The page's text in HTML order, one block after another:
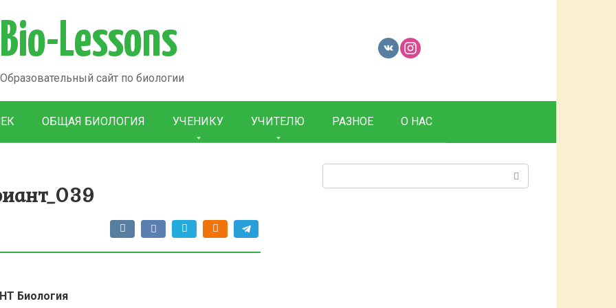
Bio-Lessons
Образовательный сайт по биологии
ОБЩАЯ БИОЛОГИЯ УЧЕНИКУ УЧИТЕЛЮ РАЗНОЕ О НАС
Биология